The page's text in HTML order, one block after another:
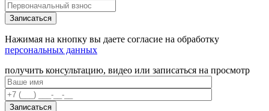
Нажимая на кнопку вы даете согласие на обработку
персональных данных
получить консультацию, видео или записаться на просмотр